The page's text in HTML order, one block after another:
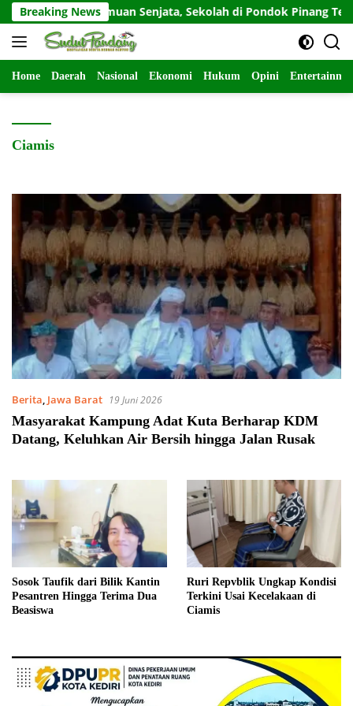
Langsung
ke
konten
Breaking News
Pasca-Temuan Senjata, Sekolah di Pondok Pinang Terapkan
Home Daerah Nasional Ekonomi Hukum Opini
Ciamis
Berita, Jawa Barat 19 Juni 2026
Masyarakat Kampung Adat Kuta Berharap KDM
Datang, Keluhkan Air Bersih hingga Jalan Rusak
Sosok Taufik dari Bilik Kantin
Pesantren Hingga Terima Dua
Beasiswa
Ruri Repvblik Ungkap Kondisi
Terkini Usai Kecelakaan di
Ciamis